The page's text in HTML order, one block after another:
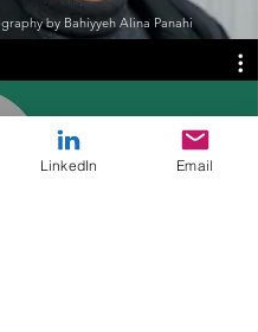
by Bahiyyeh Alina Panahi
LinkedIn Email